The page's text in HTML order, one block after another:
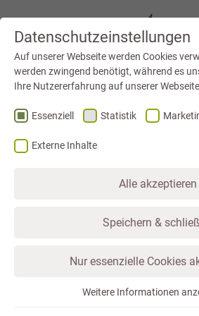
STARTSEITE
FERIENWOHNUNGEN
HAUS 1 – VERFÜGBARKEIT PRÜFEN
Sensationeller Blick
Datenschutzeinstellungen
Auf unserer Webseite werden Cookies
werden zwingend benötigt, während es
Ihre Nutzererfahrung auf unserer
Essenziell Statistik
Externe Inhalte
Alle akzeptieren
Speichern &
Nur essenzielle Cookies
Weitere Informationen